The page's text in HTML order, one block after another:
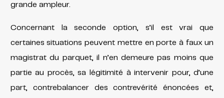
grande ampleur.
Concernant la seconde option, s’il est vrai que
certaines situations peuvent mettre en porte à faux un
magistrat du parquet, il n’en demeure pas moins que
partie au procès, sa légitimité à intervenir pour, d’une
part, contrebalancer des contrevérité énoncées et,